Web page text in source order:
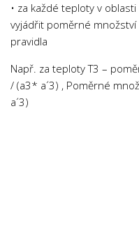
• za každé teploty v
vyjádřit poměrné
pravidla
Např. za teploty T3 –
/ (a3* a´3) , Poměrné
a´3)